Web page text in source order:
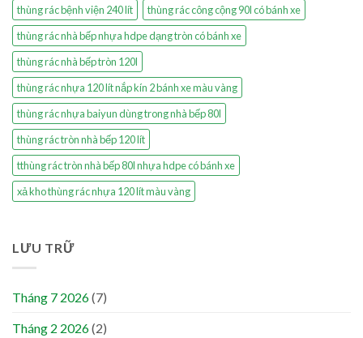
thùng rác bệnh viện 240 lít
thùng rác công cộng 90l có bánh xe
thùng rác nhà bếp nhựa hdpe dạng tròn có bánh xe
thùng rác nhà bếp tròn 120l
thùng rác nhựa 120 lít nắp kín 2 bánh xe màu vàng
thùng rác nhựa baiyun dùng trong nhà bếp 80l
thùng rác tròn nhà bếp 120 lít
tthùng rác tròn nhà bếp 80l nhựa hdpe có bánh xe
xả kho thùng rác nhựa 120 lít màu vàng
LƯU TRỮ
Tháng 7 2026(7)
Tháng 2 2026(2)